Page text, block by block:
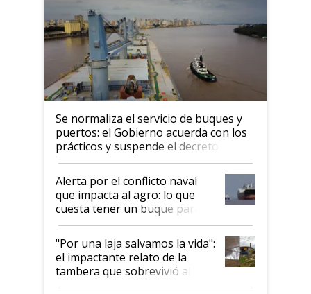
Se normaliza el servicio de buques y
puertos: el Gobierno acuerda con los
prácticos y suspende el decreto de
desregulación
Alerta por el conflicto naval
que impacta al agro: lo que
cuesta tener un buque parado
y el peligro de que Argentina
pase a ser "país sucio"
"Por una laja salvamos la vida":
el impactante relato de la
tambera que sobrevivió al
tornado